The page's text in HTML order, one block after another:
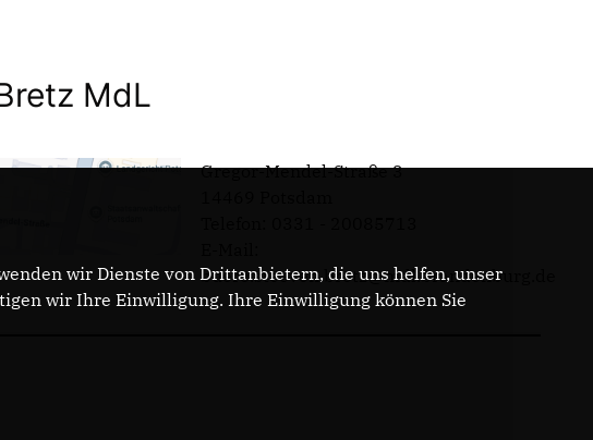
MdL
Gregor-Mendel-Straße 3
buero.steeven.bretz@mdl.brandenburg.de
wir Dienste von Drittanbietern, die uns helfen, unser
wir Ihre Einwilligung. Ihre Einwilligung können Sie